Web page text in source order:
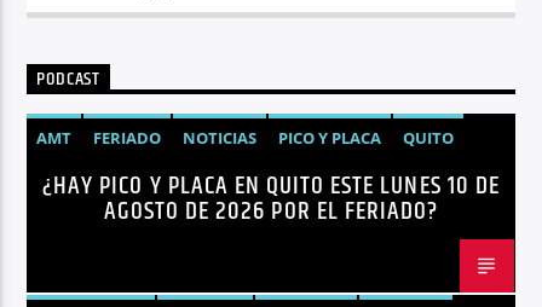
PODCAST
AMT FERIADO NOTICIAS PICO Y PLACA QUITO
¿HAY PICO Y PLACA EN QUITO ESTE LUNES 10 DE
AGOSTO DE 2026 POR EL FERIADO?